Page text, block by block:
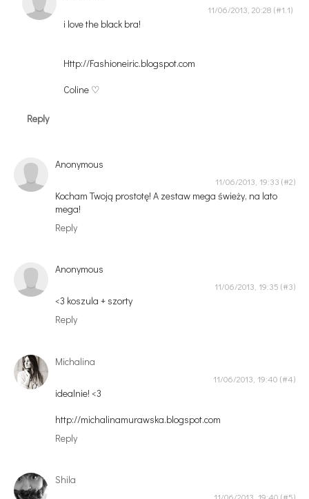
11/06/2013, 20:28
i love the black bra!
Http://Fashioneiric.blogspot.com
Coline ♡
Reply
Anonymous
11/06/2013, 19:33
Kocham Twoją prostotę! A zestaw mega świeży, na lato
mega!
Reply
Anonymous
11/06/2013, 19:35
<3 koszula + szorty
Reply
Michalina
11/06/2013, 19:40
idealnie! <3
http://michalinamurawska.blogspot.com
Reply
Shila